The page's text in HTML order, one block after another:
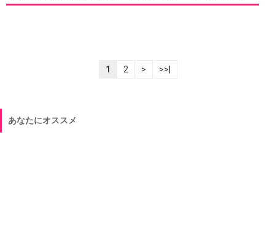
1 2 > >>|
あなたにオススメ